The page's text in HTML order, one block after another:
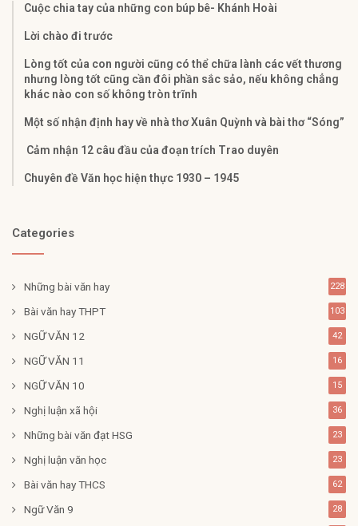
Cuộc chia tay của những con búp bê- Khánh Hoài
Lời chào đi trước
Lòng tốt của con người cũng có thể chữa lành các vết thương
nhưng lòng tốt cũng cần đôi phần sắc sảo, nếu không chẳng
khác nào con số không tròn trĩnh
Một số nhận định hay về nhà thơ Xuân Quỳnh và bài thơ “Sóng”
Cảm nhận 12 câu đầu của đoạn trích Trao duyên
Chuyên đề Văn học hiện thực 1930 – 1945
Categories
Những bài văn hay 228
Bài văn hay THPT 103
NGỮ VĂN 12 42
NGỮ VĂN 11 16
NGỮ VĂN 10 15
Nghị luận xã hội 36
Những bài văn đạt HSG 23
Nghị luận văn học 23
Bài văn hay THCS 62
Ngữ Văn 9 28